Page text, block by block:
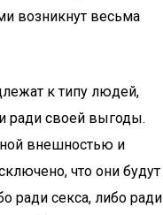
возникнут весьма
к типу людей,
ради своей выгоды.
внешностью и
что они будут
ради секса, либо ради